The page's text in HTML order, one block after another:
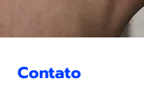
Contato